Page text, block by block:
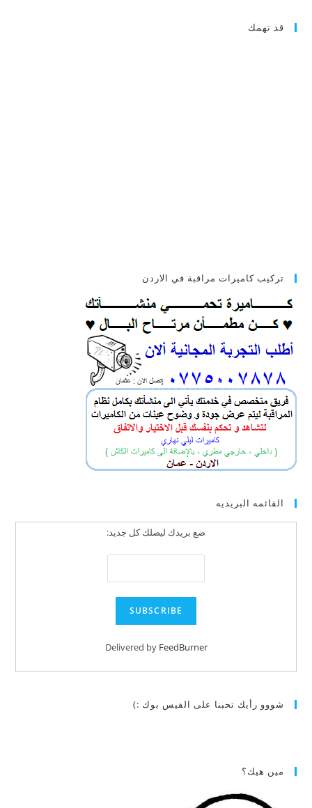
قد تهمك
تركيب كاميرات مراقبة في الاردن
القائمه البريديه
ضع بريدك ليصلك كل جديد:
Delivered by FeedBurner
شووو رأيك تحبنا على الفيس بوك :)
مين هيك؟